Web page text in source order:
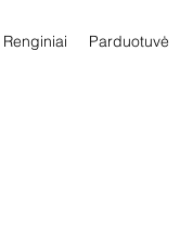
Renginiai Parduotuvė